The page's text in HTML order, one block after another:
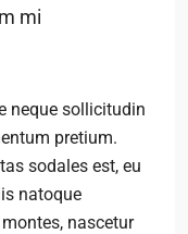
mi
neque sollicitudin
pretium.
sodales est, eu
natoque
nascetur